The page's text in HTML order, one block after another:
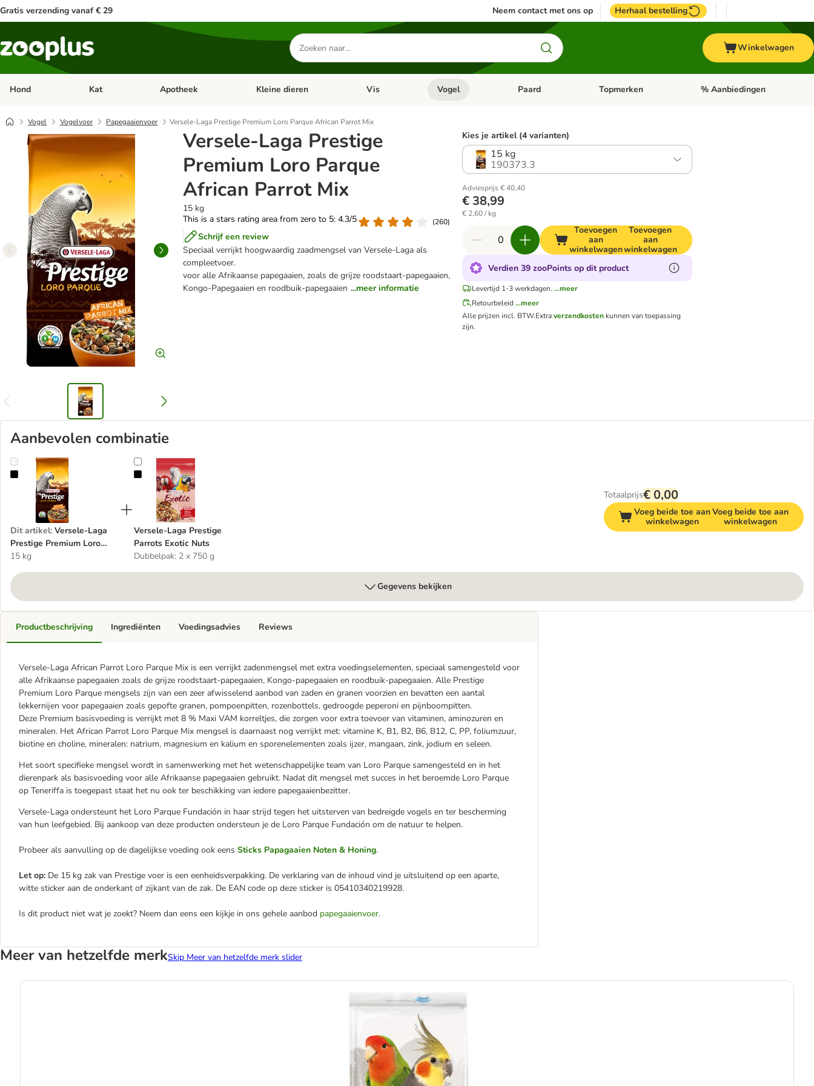
Gratis verzending vanaf € 29 Neem contact met ons op Herhaal bestelling
Zoeken
naar
producten
Winkelwagen
Hond Open categorie menu: Hond
Kat Open categorie menu: Kat
Apotheek Open categorie menu: Apotheek
Kleine dieren Open categorie menu: Kleine dieren
Vis Open categorie menu: Vis
Vogel Open categorie menu: Vogel
Paard Open categorie menu: Paard
Topmerken Open categorie menu:
% Aanbiedingen
Vogel Vogelvoer Papegaaienvoer Versele-Laga Prestige Premium Loro Parque African Parrot Mix
Versele-Laga Prestige
Premium Loro Parque
African Parrot Mix
15 kg
This is a stars rating area from zero to 5: 4.3/5
(260)
Schrijf een review
Speciaal verrijkt hoogwaardig zaadmengsel van Versele-Laga als
compleetvoer.
voor alle Afrikaanse papegaaien, zoals de grijze roodstaart-papegaaien,
Kongo-Papegaaien en roodbuik-papegaaien ...meer informatie
Kies je artikel (4 varianten)
15 kg
190373.3
Adviesprijs € 40,40
€ 38,99
€ 2,60 / kg
Toevoegen
aan
winkelwagen
Toevoegen
aan
winkelwagen
Verdien 39 zooPoints op dit product
Levertijd 1-3 werkdagen. ...meer
Retourbeleid ...meer
Alle prijzen incl. BTW.Extraverzendkostenkunnen van toepassing
zijn.
Aanbevolen combinatie
Versele-Laga Prestige Premium Loro Parque African Parrot Mix
Dit artikel: Versele-Laga
Prestige Premium Loro
Parque African Parrot Mix
15 kg
Versele-Laga Prestige Parrots Exotic Nuts
Versele-Laga Prestige
Parrots Exotic Nuts
Dubbelpak: 2 x 750 g
Totaalprijs€ 0,00
Voeg beide toe aan
winkelwagen
Voeg beide toe aan
winkelwagen
Gegevens bekijken
Productbeschrijving
Versele-Laga African Parrot Loro Parque Mix is een verrijkt zadenmengsel met extra voedingselementen, speciaal samengesteld voor
alle Afrikaanse papegaaien zoals de grijze roodstaart-papegaaien, Kongo-papegaaien en roodbuik-papegaaien. Alle Prestige
Premium Loro Parque mengsels zijn van een zeer afwisselend aanbod van zaden en granen voorzien en bevatten een aantal
lekkernijen voor papegaaien zoals gepofte granen, pompoenpitten, rozenbottels, gedroogde peperoni en pijnboompitten.
Deze Premium basisvoeding is verrijkt met 8 % Maxi VAM korreltjes, die zorgen voor extra toevoer van vitaminen, aminozuren en
mineralen. Het African Parrot Loro Parque Mix mengsel is daarnaast nog verrijkt met: vitamine K, B1, B2, B6, B12, C, PP, foliumzuur,
biotine en choline, mineralen: natrium, magnesium en kalium en sporenelementen zoals ijzer, mangaan, zink, jodium en seleen.
Het soort specifieke mengsel wordt in samenwerking met het wetenschappelijke team van Loro Parque samengesteld en in het
dierenpark als basisvoeding voor alle Afrikaanse papegaaien gebruikt. Nadat dit mengsel met succes in het beroemde Loro Parque
op Teneriffa is toegepast staat het nu ook ter beschikking van iedere papegaaienbezitter.
Versele-Laga ondersteunt het Loro Parque Fundación in haar strijd tegen het uitsterven van bedreigde vogels en ter bescherming
van hun leefgebied. Bij aankoop van deze producten ondersteun je de Loro Parque Fundación om de natuur te helpen.
Probeer als aanvulling op de dagelijkse voeding ook eens Sticks Papagaaien Noten & Honing.
Let op: De 15 kg zak van Prestige voer is een eenheidsverpakking. De verklaring van de inhoud vind je uitsluitend op een aparte,
witte sticker aan de onderkant of zijkant van de zak. De EAN code op deze sticker is 05410340219928.
Is dit product niet wat je zoekt? Neem dan eens een kijkje in ons gehele aanbod papegaaienvoer.
Ingrediënten Voedingsadvies Reviews
Meer van hetzelfde merkSkip Meer van hetzelfde merk slider